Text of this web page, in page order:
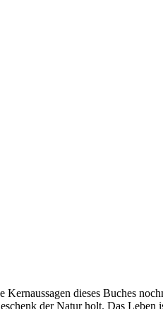
dieses Buches
der Natur holt. Das Leben